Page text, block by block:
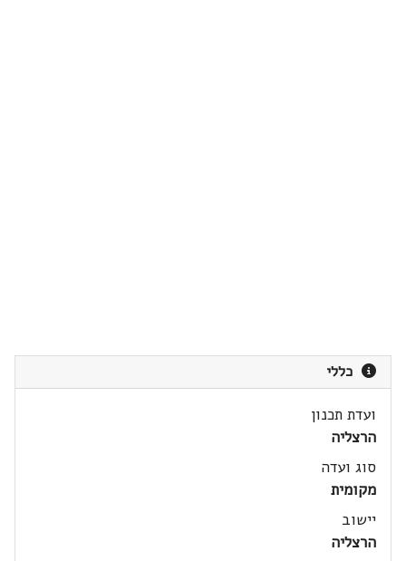
כללי
ועדת תכנון
הרצליה
סוג ועדה
מקומית
יישוב
הרצליה